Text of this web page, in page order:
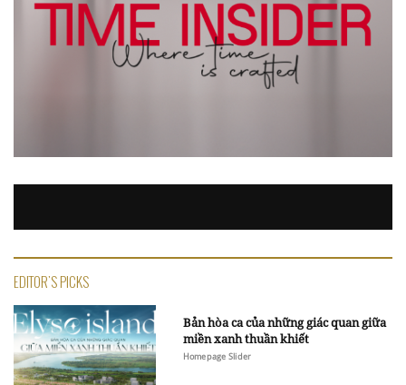
EDITOR'S PICKS
Bản hòa ca của những giác quan giữa
miền xanh thuần khiết
Homepage Slider